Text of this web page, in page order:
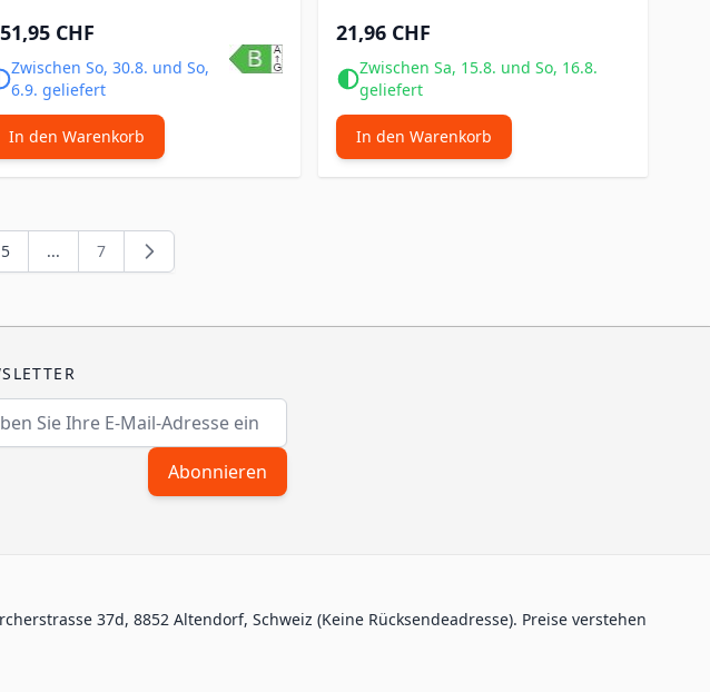
CHF
Zwischen So, 30.8. und So,
6.9. geliefert
In den Warenkorb
21,96 CHF
Zwischen Sa, 15.8. und So, 16.8.
geliefert
In den Warenkorb
Seite
5 ... Seite
7
Abonnieren
37d, 8852 Altendorf, Schweiz (Keine Rücksendeadresse). Preise verstehen